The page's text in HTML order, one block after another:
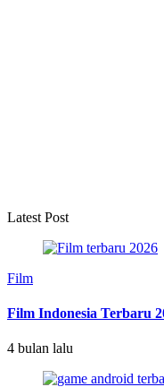
Latest Post
Film
Film Indonesia Terbaru
4 bulan lalu